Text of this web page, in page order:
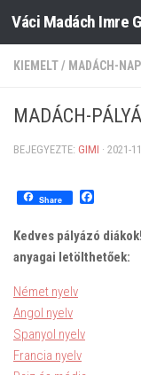
Skip to content
Váci Madách Imre
KIEMELT/ MADÁCH-NAP
MADÁCH-
BEJEGYEZTE: GIMI · 2021-
Share
Kedves pályázó
anyagai letölthetőek:
Német nyelv
Angol nyelv
Spanyol nyelv
Francia nyelv